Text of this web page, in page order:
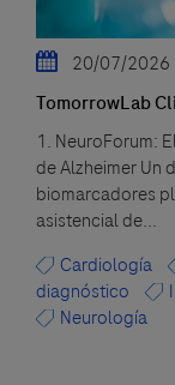
20/07/2026
TomorrowLab
1. NeuroForum:
de Alzheimer Un
biomarcadores
asistencial de...
Cardiología
diagnóstico
Neurología